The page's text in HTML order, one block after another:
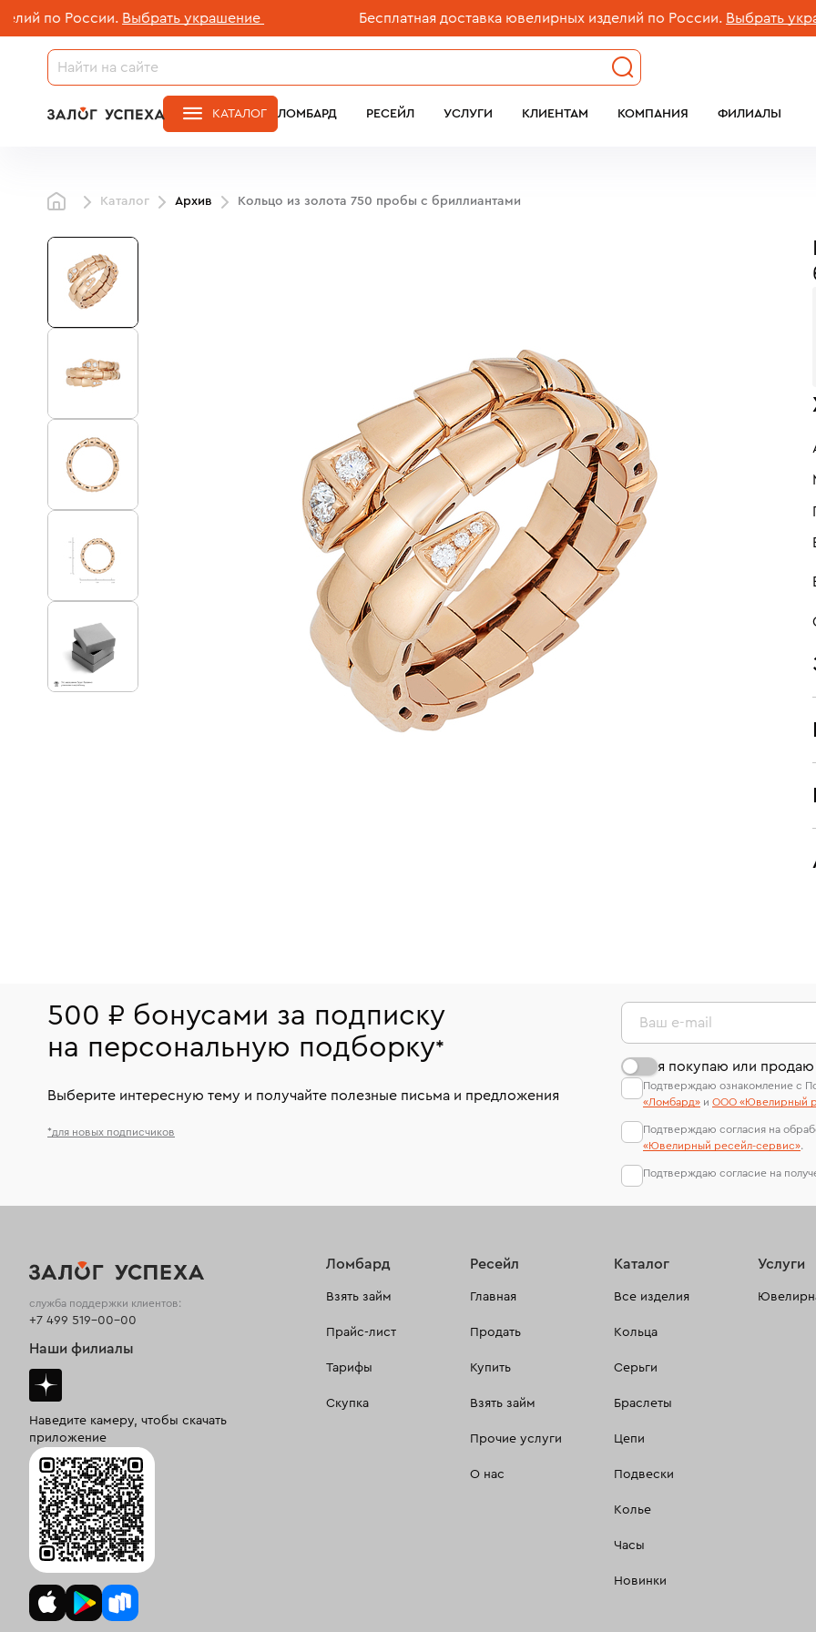
по России. Выбрать украшение Бесплатная доставка ювелирных изделий по России. Выбрать
ЛОМБАРД РЕСЕЙЛ УСЛУГИ КЛИЕНТАМ КОМПАНИЯ ФИЛИАЛЫ
КАТАЛОГ
Каталог Архив Кольцо из золота 750 пробы c бриллиантами
500 ₽ бонусами за подписку
на персональную подборку*
Выберите интересную тему и получайте полезные письма и предложения
*для новых подписчиков
Ваш e-mail
я покупаю или
Подтверждаю ознакомление с
«Ломбард» и ООО «Ювелирный
Подтверждаю согласия на
«Ювелирный ресейл-сервиc».
Подтверждаю согласие на
Ломбард
Взять займ
Прайс-лист
Тарифы
Скупка
Ресейл
Главная
Продать
Купить
Взять займ
Прочие услуги
О нас
Каталог
Все изделия
Кольца
Серьги
Браслеты
Цепи
Подвески
Колье
Часы
Новинки
Услуги
служба поддержки клиентов:
+7 499 519-00-00
Наши филиалы
Наведите камеру, чтобы скачать
приложение